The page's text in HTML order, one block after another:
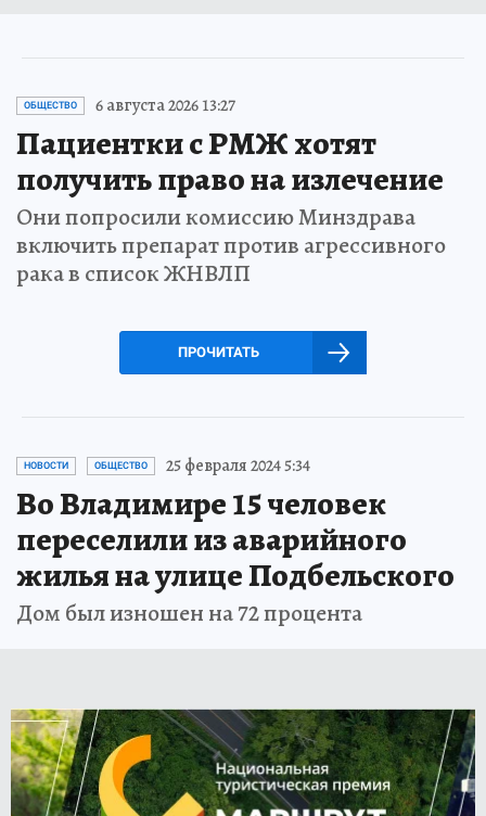
ОБЩЕСТВО 6 августа 2026 13:27
Пациентки с РМЖ хотят
получить право на излечение
Они попросили комиссию Минздрава
включить препарат против агрессивного
рака в список ЖНВЛП
ПРОЧИТАТЬ
НОВОСТИ ОБЩЕСТВО 25 февраля 2024 5:34
Во Владимире 15 человек
переселили из аварийного
жилья на улице Подбельского
Дом был изношен на 72 процента